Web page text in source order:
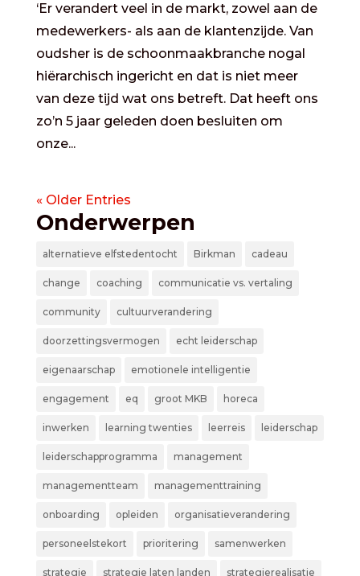
‘Er verandert veel in de markt, zowel aan de
medewerkers- als aan de klantenzijde. Van
oudsher is de schoonmaakbranche nogal
hiërarchisch ingericht en dat is niet meer
van deze tijd wat ons betreft. Dat heeft ons
zo’n 5 jaar geleden doen besluiten om
onze...
« Older Entries
Onderwerpen
alternatieve elfstedentocht Birkman cadeau
change coaching communicatie vs. vertaling
community cultuurverandering
doorzettingsvermogen echt leiderschap
eigenaarschap emotionele intelligentie
engagement eq groot MKB horeca
inwerken learning twenties leerreis leiderschap
leiderschapprogramma management
managementteam managementtraining
onboarding opleiden organisatieverandering
personeelstekort prioritering samenwerken
strategie strategie laten landen strategierealisatie